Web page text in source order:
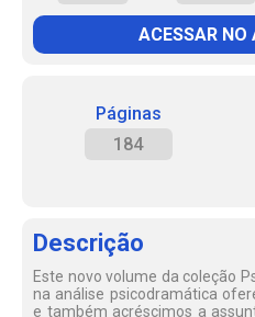
ACESSAR NO
Páginas
184
Descrição
Este novo volume da coleção
na análise psicodramática
e também acréscimos a